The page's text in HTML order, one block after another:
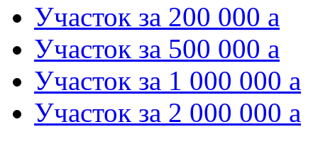
Участок за 200 000 a
Участок за 500 000 a
Участок за 1 000 000 a
Участок за 2 000 000 a